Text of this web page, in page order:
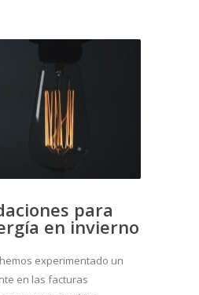
para
en invierno
experimentado un
en las facturas